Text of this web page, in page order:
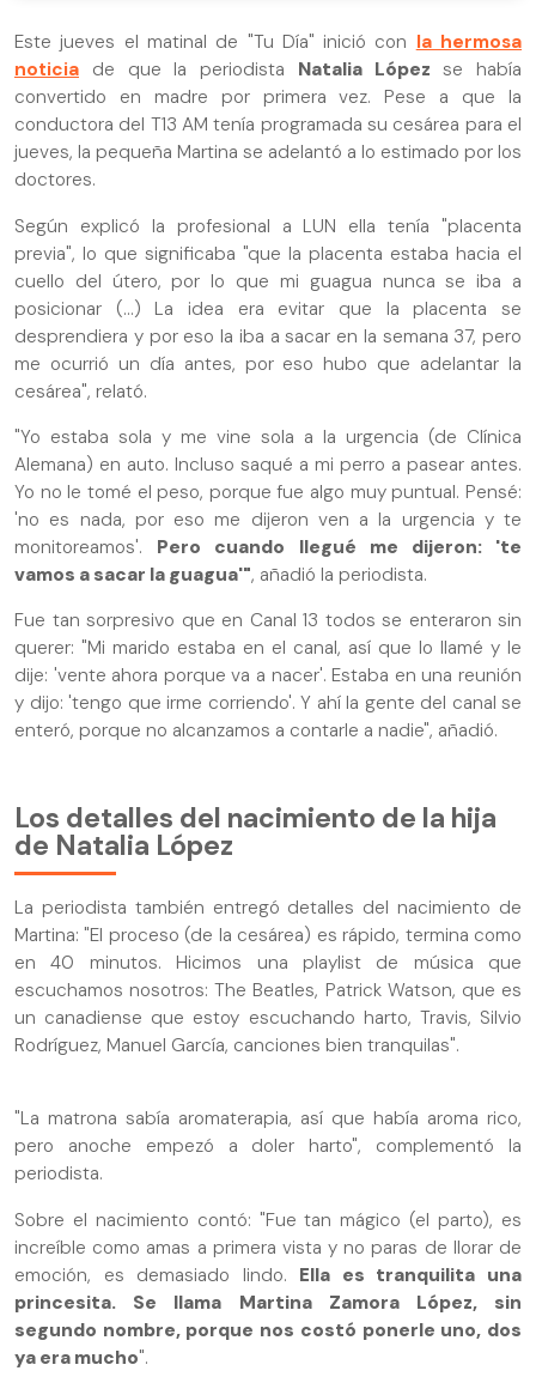
Este jueves el matinal de "Tu Día" inició con la hermosa
noticia de que la periodista Natalia López se había
convertido en madre por primera vez. Pese a que la
conductora del T13 AM tenía programada su cesárea para el
jueves, la pequeña Martina se adelantó a lo estimado por los
doctores.
Según explicó la profesional a LUN ella tenía "placenta
previa", lo que significaba "que la placenta estaba hacia el
cuello del útero, por lo que mi guagua nunca se iba a
posicionar (...) La idea era evitar que la placenta se
desprendiera y por eso la iba a sacar en la semana 37, pero
me ocurrió un día antes, por eso hubo que adelantar la
cesárea", relató.
"Yo estaba sola y me vine sola a la urgencia (de Clínica
Alemana) en auto. Incluso saqué a mi perro a pasear antes.
Yo no le tomé el peso, porque fue algo muy puntual. Pensé:
'no es nada, por eso me dijeron ven a la urgencia y te
monitoreamos'. Pero cuando llegué me dijeron: 'te
vamos a sacar la guagua'", añadió la periodista.
Fue tan sorpresivo que en Canal 13 todos se enteraron sin
querer: "Mi marido estaba en el canal, así que lo llamé y le
dije: 'vente ahora porque va a nacer'. Estaba en una reunión
y dijo: 'tengo que irme corriendo'. Y ahí la gente del canal se
enteró, porque no alcanzamos a contarle a nadie", añadió.
Los detalles del nacimiento de la hija
de Natalia López
La periodista también entregó detalles del nacimiento de
Martina: "El proceso (de la cesárea) es rápido, termina como
en 40 minutos. Hicimos una playlist de música que
escuchamos nosotros: The Beatles, Patrick Watson, que es
un canadiense que estoy escuchando harto, Travis, Silvio
Rodríguez, Manuel García, canciones bien tranquilas".
"La matrona sabía aromaterapia, así que había aroma rico,
pero anoche empezó a doler harto", complementó la
periodista.
Sobre el nacimiento contó: "Fue tan mágico (el parto), es
increíble como amas a primera vista y no paras de llorar de
emoción, es demasiado lindo. Ella es tranquilita una
princesita. Se llama Martina Zamora López, sin
segundo nombre, porque nos costó ponerle uno, dos
ya era mucho".